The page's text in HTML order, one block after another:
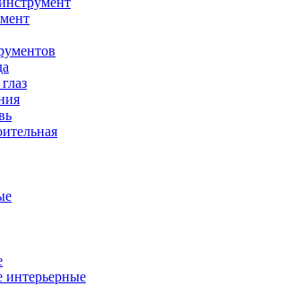
интерьерные